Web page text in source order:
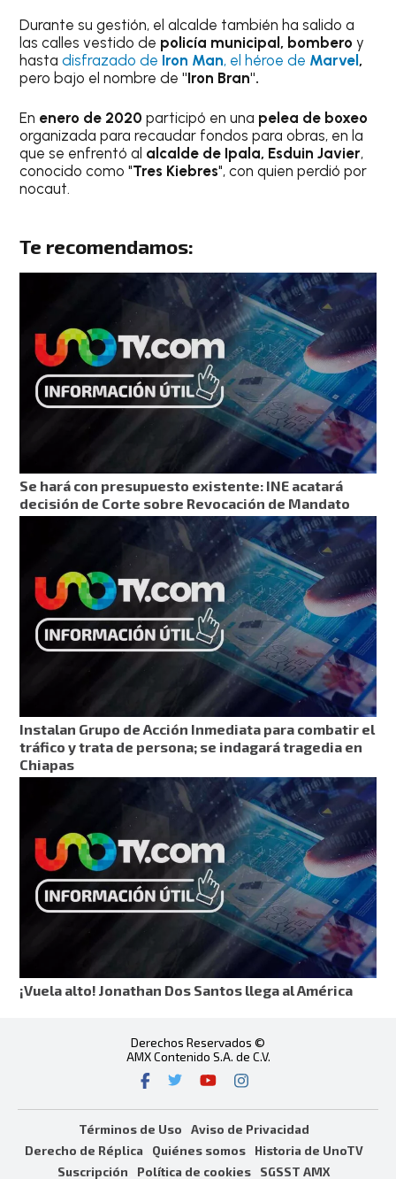
Durante su gestión, el alcalde también ha salido a
las calles vestido de policía municipal, bombero y
hastadisfrazado de Iron Man, el héroe de Marvel,
pero bajo el nombre de"Iron Bran".
En enero de 2020 participó en una pelea de boxeo
organizada para recaudar fondos para obras, en la
que se enfrentó al alcalde de Ipala, Esduin Javier,
conocido como "Tres Kiebres", con quien perdió por
nocaut.
Te recomendamos:
Se hará con presupuesto existente: INE acatará
decisión de Corte sobre Revocación de Mandato
Instalan Grupo de Acción Inmediata para combatir el
tráfico y trata de persona; se indagará tragedia en
Chiapas
¡Vuela alto! Jonathan Dos Santos llega al América
Derechos Reservados ©
AMX Contenido S.A. de C.V.
Términos de Uso
Aviso de Privacidad
Derecho de Réplica
Quiénes somos
Historia de UnoTV
Suscripción
Política de cookies SGSST AMX